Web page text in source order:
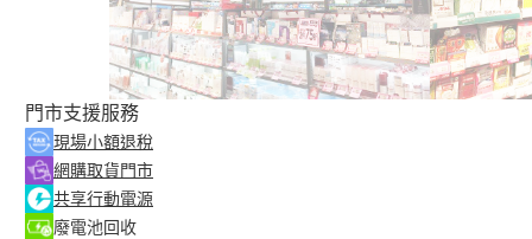
門市支援服務
現場小額退稅
網購取貨門市
共享行動電源
廢電池回收